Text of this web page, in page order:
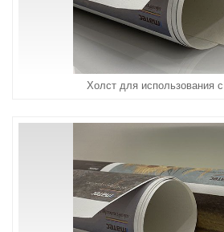
Холст для использования